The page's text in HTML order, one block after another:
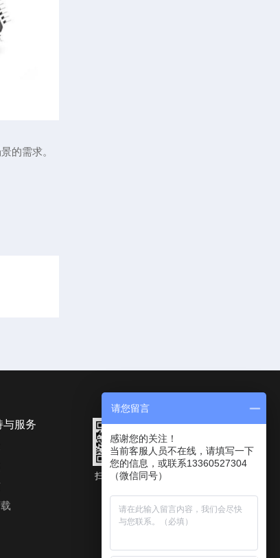
的需求。
与服务
扫码进入公
微信二维码
请您留言
感谢您的关注！
当前客服人员不在线，请填写一下
您的信息，或联系13360527304
（微信同号）